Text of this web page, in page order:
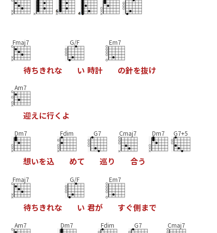
Fmaj7
待ちきれな
G/F
い 時計
Em7
の針を抜け
Am7
迎えに行く よ
Dm7
想いを込
Fdim
めて
G7
巡り
Cmaj7
合う
Dm7 G7+5
Fmaj7
待ちきれな
G/F
い 君が
Em7
すぐ側まで
Am7 Dm7 Fdim G7 Cmaj7